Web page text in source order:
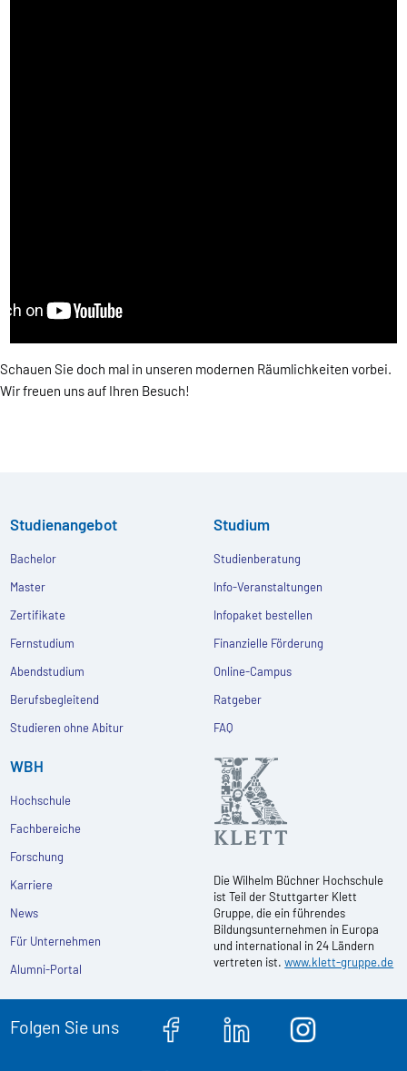
Schauen Sie doch mal in unseren modernen Räumlichkeiten vorbei.
Wir freuen uns auf Ihren Besuch!
Studienangebot
Bachelor
Master
Zertifikate
Fernstudium
Abendstudium
Berufsbegleitend
Studieren ohne Abitur
Studium
Studienberatung
Info-Veranstaltungen
Infopaket bestellen
Finanzielle Förderung
Online-Campus
Ratgeber
FAQ
WBH
Hochschule
Fachbereiche
Forschung
Karriere
News
Für Unternehmen
Alumni-Portal
Die Wilhelm Büchner Hochschule
ist Teil der Stuttgarter Klett
Gruppe, die ein führendes
Bildungsunternehmen in Europa
und international in 24 Ländern
vertreten ist.www.klett-gruppe.de
Folgen Sie uns